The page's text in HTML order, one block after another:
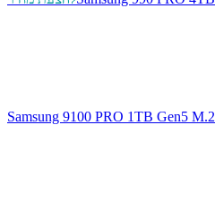
Samsung 9100 PRO 1TB Gen5 M.2